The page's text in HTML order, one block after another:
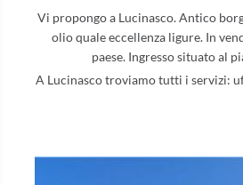
Vi propongo a Lucinasco. Antico
olio quale eccellenza ligure. In
paese. Ingresso situato al
A Lucinasco troviamo tutti i servizi: